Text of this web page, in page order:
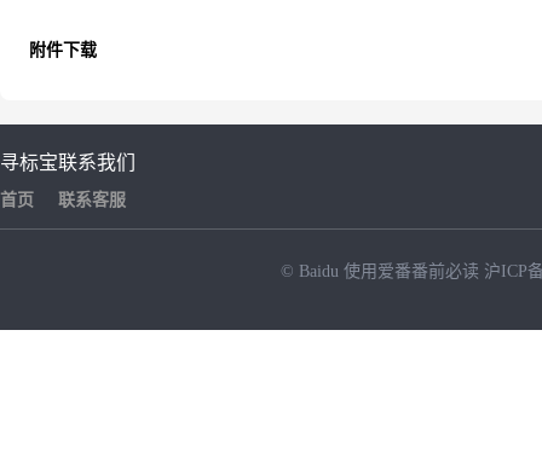
附件下载
寻标宝
首页
联系我们
联系客服
© Baidu 使用爱番番前必读 沪ICP